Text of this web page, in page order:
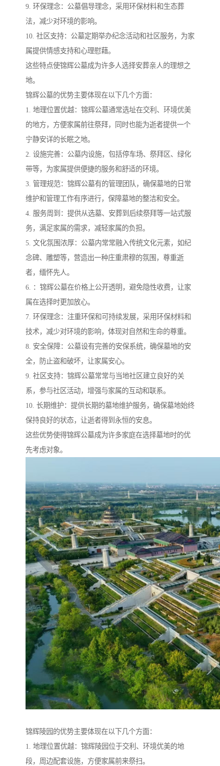
9. 环保理念：公墓倡导理念，采用环保材料和生态葬
法，减少对环境的影响。
10. 社区支持：公墓定期举办纪念活动和社区服务，为家
属提供情感支持和心理慰藉。
这些特点使锦辉公墓成为许多人选择安葬亲人的理想之
地。
锦辉公墓的优势主要体现在以下几个方面：
1. 地理位置优越：锦辉公墓通常选址在交利、环境优美
的地方，方便家属前往祭拜，同时也能为逝者提供一个
宁静安详的长眠之地。
2. 设施完善：公墓内设施，包括停车场、祭拜区、绿化
带等，为家属提供便捷的服务和舒适的环境。
3. 管理规范：锦辉公墓有的管理团队，确保墓地的日常
维护和管理工作有序进行，保障墓地的整洁和安全。
4. 服务周到：提供从选墓、安葬到后续祭拜等一站式服
务，满足家属的需求，减轻家属的负担。
5. 文化氛围浓厚：公墓内常常融入传统文化元素，如纪
念碑、雕塑等，营造出一种庄重肃穆的氛围，尊重逝
者，缅怀先人。
6. ：锦辉公墓在价格上公开透明，避免隐性收费，让家
属在选择时更加放心。
7. 环保理念：注重环保和可持续发展，采用环保材料和
技术，减少对环境的影响，体现对自然和生命的尊重。
8. 安全保障：公墓设有完善的安保系统，确保墓地的安
全，防止盗和破坏，让家属安心。
9. 社区支持：锦辉公墓常常与当地社区建立良好的关
系，参与社区活动，增强与家属的互动和联系。
10. 长期维护：提供长期的墓地维护服务，确保墓地始终
保持良好的状态，让逝者得到永恒的安息。
这些优势使得锦辉公墓成为许多家庭在选择墓地时的优
先考虑对象。
锦辉陵园的优势主要体现在以下几个方面：
1. 地理位置优越：锦辉陵园位于交利、环境优美的地
段，周边配套设施，方便家属前来祭扫。